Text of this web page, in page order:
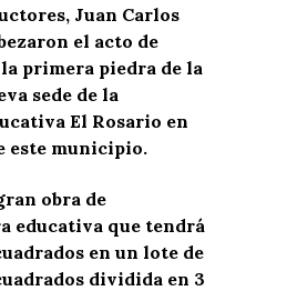
Juan Carlos
el acto de
primera piedra de la
sede de la
El Rosario en
este municipio.
obra de
educativa que tendrá
en un lote de
dividida en 3